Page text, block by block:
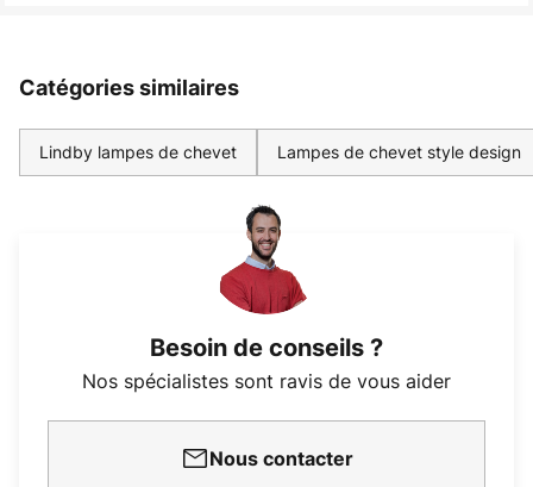
Catégories similaires
Lindby lampes de chevet Lampes de chevet style design
Besoin de conseils ?
Nos spécialistes sont ravis de vous aider
Nous contacter